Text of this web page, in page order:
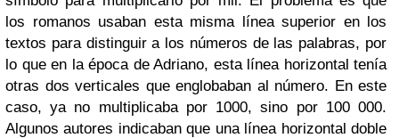
los romanos usaban esta misma línea superior en los
textos para distinguir a los números de las palabras, por
lo que en la época de Adriano, esta línea horizontal tenía
otras dos verticales que englobaban al número. En este
caso, ya no multiplicaba por 1000, sino por 100 000.
Algunos autores indicaban que una línea horizontal doble